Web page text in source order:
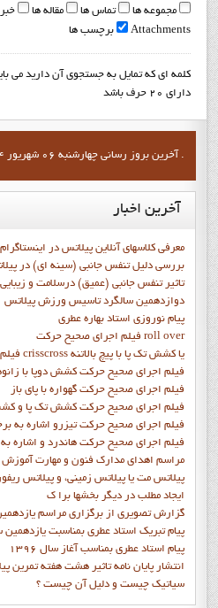
مجموعه ها تماس ها مقاله ها
Attachments
برچسب ها
دارای 20 حرف باشد
آخرين بروز رساني چهارشنبه 06 شهریور 1404 3:40:59 ب ظ .
آخرین اخبار
معرفی کلاسهای آنلاین پیلاتس در
بررسی دلیل تنفس جانبی (سینه ای) در
تاثیر تنفس جانبی (عمیق) درسلامت و زیبایی
دوازدهمين سالگرد تاسيس ورزش پيلاتس
پيام نوروزي استاد بهاره عطري
فيلم اجراي صحيح حرکت roll over
فيلم اجراي صحيح حركت crisscross يا كشش تك پا با پيچ بالاتنه
فيلم اجراي صحيح حرکت كشش دوپا با
فيلم اجراي صحيح حرکت گهواره با پاي باز
فيلم اجراي صحيح حرکت کشش تک پا و
فيلم اجراي صحيح حرکت تيزرو اشاره به
فيلم اجراي صحيح حرکت هاندرد و اشاره به
مراسم اهدای مدارک فنون و مهارت آموزش
پیلاتس مت یا پیلاتس زمینی، و پیلاتس
ايجاد مطلب در ديگر بخشها برا ک
گزارش تصويري از برگزاري مراسم
پيام تبريک استاد عطري بمناسبت
پيام استاد عطري بمناسب آغاز سال 1396
انتشار پايان نامه تاثیر هشت هفته تمرین
سیاتیک چیست و دلیل آن چیست ؟